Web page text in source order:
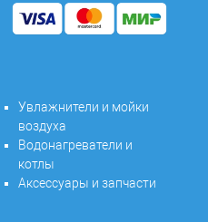
Увлажнители и мойки
воздуха
Водонагреватели и
котлы
Аксессуары и запчасти